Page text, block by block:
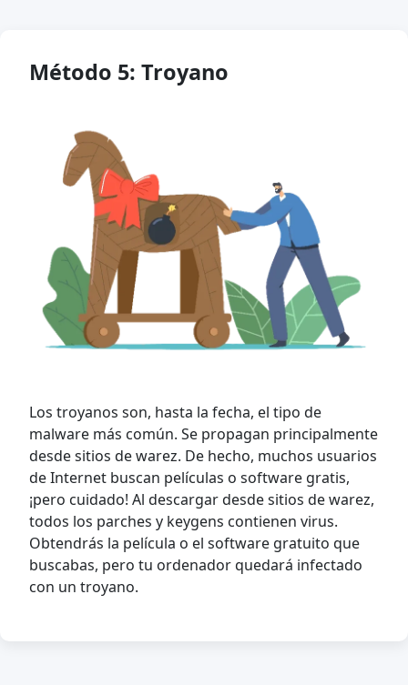
Método 5: Troyano
Los troyanos son, hasta la fecha, el tipo de
malware más común. Se propagan principalmente
desde sitios de warez. De hecho, muchos usuarios
de Internet buscan películas o software gratis,
¡pero cuidado! Al descargar desde sitios de warez,
todos los parches y keygens contienen virus.
Obtendrás la película o el software gratuito que
buscabas, pero tu ordenador quedará infectado
con un troyano.